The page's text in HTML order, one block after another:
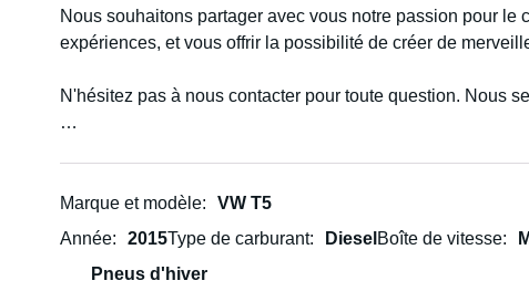
Nous souhaitons partager avec vous notre passion pour
expériences, et vous offrir la possibilité de créer de
N'hésitez pas à nous contacter pour toute question. Nous
Marque et modèle
VW T5
Année
2015Type de carburant Diesel Boîte de vitesse
Pneus d'hiver